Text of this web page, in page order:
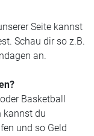
Seite kannst
Schau dir so z.B.
an.
Basketball
kannst du
und so Geld